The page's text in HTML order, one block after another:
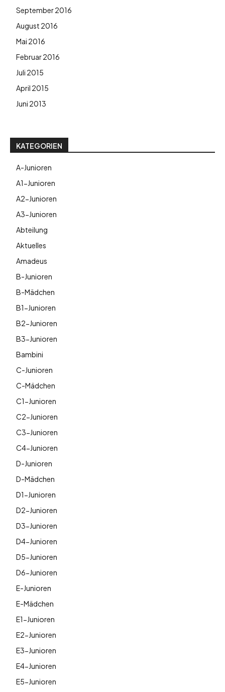
September 2016
August 2016
Mai 2016
Februar 2016
Juli 2015
April 2015
Juni 2013
KATEGORIEN
A-Junioren
A1-Junioren
A2-Junioren
A3-Junioren
Abteilung
Aktuelles
Amadeus
B-Junioren
B-Mädchen
B1-Junioren
B2-Junioren
B3-Junioren
Bambini
C-Junioren
C-Mädchen
C1-Junioren
C2-Junioren
C3-Junioren
C4-Junioren
D-Junioren
D-Mädchen
D1-Junioren
D2-Junioren
D3-Junioren
D4-Junioren
D5-Junioren
D6-Junioren
E-Junioren
E-Mädchen
E1-Junioren
E2-Junioren
E3-Junioren
E4-Junioren
E5-Junioren